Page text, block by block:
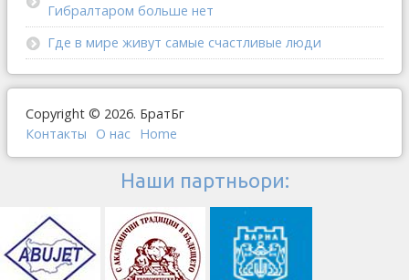
Гибралтаром больше нет
Где в мире живут самые счастливые люди
Copyright © 2026. БратБг
Контакты
О наc Home
Наши партньори: